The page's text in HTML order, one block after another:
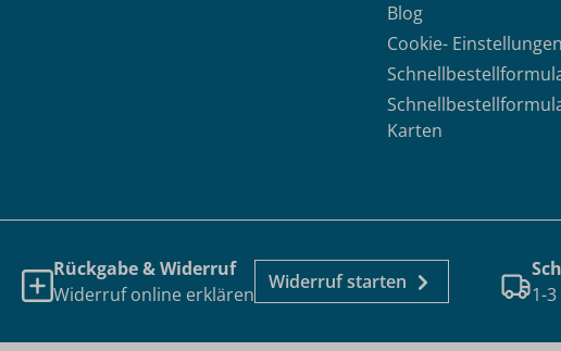
Blog
Cookie- Einstellungen
Karten
Rückgabe & Widerruf
Widerruf online erklären
Widerruf starten
1-